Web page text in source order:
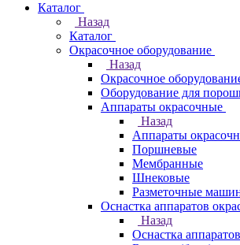
Каталог
Назад
Каталог
Окрасочное оборудование
Назад
Окрасочное
Оборудование для
Аппараты окрасочные
Назад
Аппараты
Поршневые
Мембранные
Шнековые
Разметочные
Оснастка аппаратов
Назад
Оснастка